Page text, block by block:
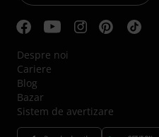
Despre noi
Cariere
Blog
Bazar
Sistem de avertizare